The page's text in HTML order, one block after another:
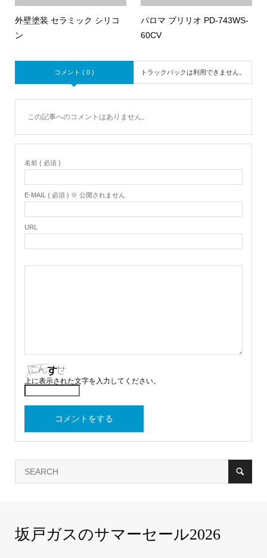
外壁塗装 セラミック シリコ
ン
パロマ ブリリオ PD-743WS-
60CV
コメント ( 0 ) トラックバックは利用できません。
この記事へのコメントはありません。
名前 ( 必須 )
E-MAIL ( 必須 ) ※ 公開されません
URL
上に表示された文字を入力してください。
坂戸ガスのサマーセール2026